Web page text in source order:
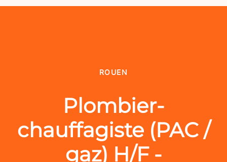
ROUEN
Plombier-
chauffagiste (PAC /
gaz) H/F -